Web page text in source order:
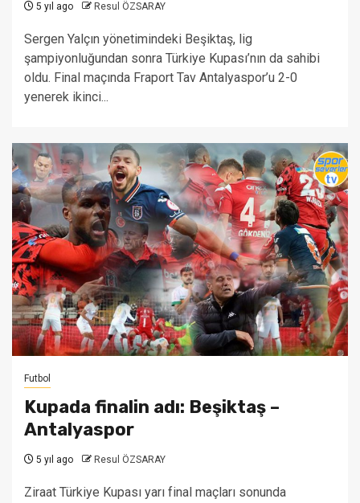
5 yıl ago Resul ÖZSARAY
Sergen Yalçın yönetimindeki Beşiktaş, lig
şampiyonluğundan sonra Türkiye Kupası’nın da sahibi
oldu. Final maçında Fraport Tav Antalyaspor’u 2-0
yenerek ikinci...
Futbol
Kupada finalin adı: Beşiktaş –
Antalyaspor
5 yıl ago Resul ÖZSARAY
Ziraat Türkiye Kupası yarı final maçları sonunda